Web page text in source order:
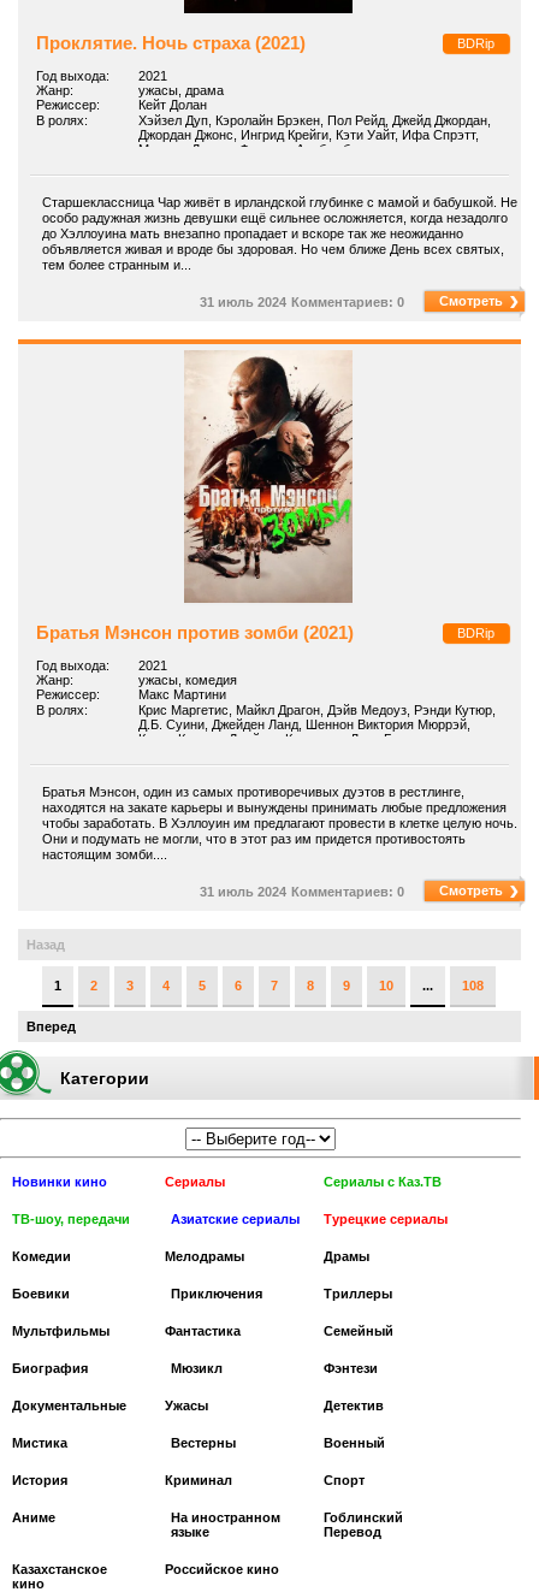
Проклятие. Ночь страха (2021) BDRip
Год выхода:
2021
Жанр:
ужасы, драма
Режиссер:
Кейт Долан
В ролях:
Хэйзел Дуп, Кэролайн Брэкен, Пол Рейд, Джейд Джордан,
Джордан Джонс, Ингрид Крейги, Кэти Уайт, Ифа Спрэтт,
Мириам Дэвитт, Флоренс Адебамбо
Старшеклассница Чар живёт в ирландской глубинке с мамой и бабушкой. Не
особо радужная жизнь девушки ещё сильнее осложняется, когда незадолго
до Хэллоуина мать внезапно пропадает и вскоре так же неожиданно
объявляется живая и вроде бы здоровая. Но чем ближе День всех святых,
тем более странным и...
31 июль 2024 Комментариев: 0 Смотреть
Братья Мэнсон против зомби (2021) BDRip
Год выхода:
2021
Жанр:
ужасы, комедия
Режиссер:
Макс Мартини
В ролях:
Крис Маргетис, Майкл Драгон, Дэйв Медоуз, Рэнди Кутюр,
Д.Б. Суини, Джейден Ланд, Шеннон Виктория Мюррэй,
Карен Корона, Джейсон Ковьелло, Луис Бордонада
Братья Мэнсон, один из самых противоречивых дуэтов в рестлинге,
находятся на закате карьеры и вынуждены принимать любые предложения
чтобы заработать. В Хэллоуин им предлагают провести в клетке целую ночь.
Они и подумать не могли, что в этот раз им придется противостоять
настоящим зомби....
31 июль 2024 Комментариев: 0 Смотреть
Назад
1 2 3 4 5 6 7 8 9 10 ... 108
Вперед
Категории
Новинки кино Сериалы Сериалы с Каз.ТВ
ТВ-шоу, передачи Азиатские сериалы Турецкие сериалы
Комедии Мелодрамы Драмы
Боевики Приключения Триллеры
Мультфильмы Фантастика Cемейный
Биография Мюзикл Фэнтези
Документальные Ужасы Детектив
Мистика Вестерны Военный
История Криминал Спорт
Аниме
На иностранном
языке
Гоблинский
Перевод
Казахстанское
кино
Российское кино